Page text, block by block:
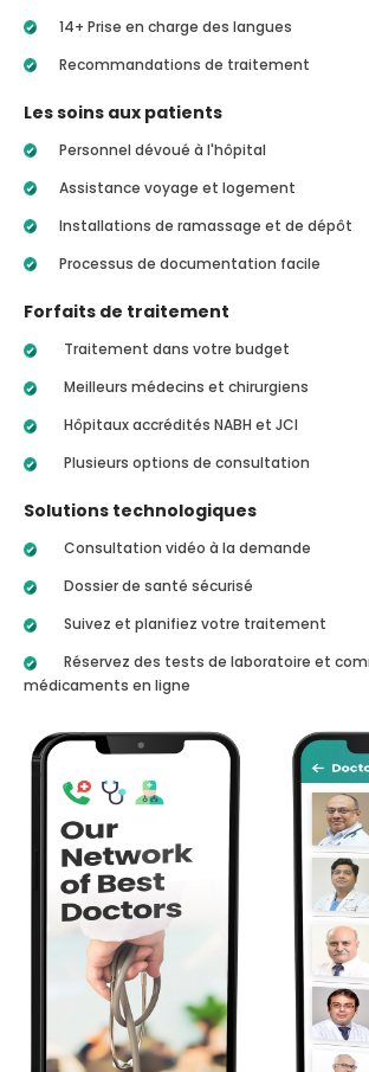
14+ Prise en charge des langues
Recommandations de traitement
Les soins aux patients
Personnel dévoué à l'hôpital
Assistance voyage et logement
Installations de ramassage et de dépôt
Processus de documentation facile
Forfaits de traitement
Traitement dans votre budget
Meilleurs médecins et chirurgiens
Hôpitaux accrédités NABH et JCI
Plusieurs options de consultation
Solutions technologiques
Consultation vidéo à la demande
Dossier de santé sécurisé
Suivez et planifiez votre traitement
Réservez des tests de laboratoire et
médicaments en ligne